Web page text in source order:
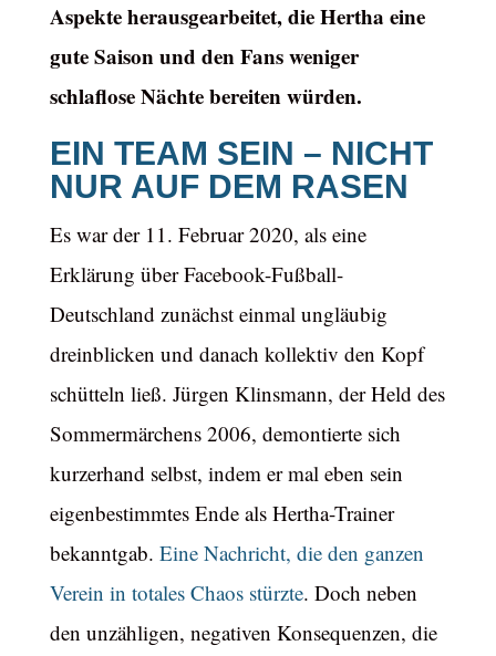
Aspekte herausgearbeitet, die Hertha eine
gute Saison und den Fans weniger
schlaflose Nächte bereiten würden.
EIN TEAM SEIN – NICHT
NUR AUF DEM RASEN
Es war der 11. Februar 2020, als eine
Erklärung über Facebook-Fußball-
Deutschland zunächst einmal ungläubig
dreinblicken und danach kollektiv den Kopf
schütteln ließ. Jürgen Klinsmann, der Held des
Sommermärchens 2006, demontierte sich
kurzerhand selbst, indem er mal eben sein
eigenbestimmtes Ende als Hertha-Trainer
bekanntgab. Eine Nachricht, die den ganzen
Verein in totales Chaos stürzte. Doch neben
den unzähligen, negativen Konsequenzen, die